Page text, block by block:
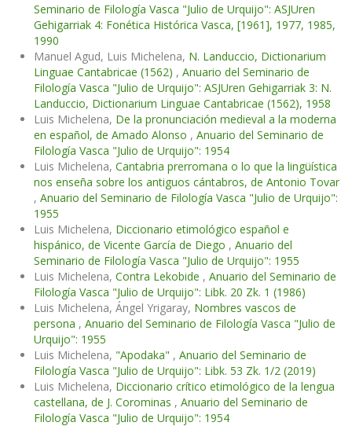
Seminario de Filología Vasca "Julio de Urquijo": ASJUren
Gehigarriak 4: Fonética Histórica Vasca, [1961], 1977, 1985,
1990
Manuel Agud, Luis Michelena, N. Landuccio, Dictionarium
Linguae Cantabricae (1562) , Anuario del Seminario de
Filología Vasca "Julio de Urquijo": ASJUren Gehigarriak 3: N.
Landuccio, Dictionarium Linguae Cantabricae (1562), 1958
Luis Michelena, De la pronunciación medieval a la moderna
en español, de Amado Alonso , Anuario del Seminario de
Filología Vasca "Julio de Urquijo": 1954
Luis Michelena, Cantabria prerromana o lo que la lingüística
nos enseña sobre los antiguos cántabros, de Antonio Tovar
, Anuario del Seminario de Filología Vasca "Julio de Urquijo":
1955
Luis Michelena, Diccionario etimológico español e
hispánico, de Vicente García de Diego , Anuario del
Seminario de Filología Vasca "Julio de Urquijo": 1955
Luis Michelena, Contra Lekobide , Anuario del Seminario de
Filología Vasca "Julio de Urquijo": Libk. 20 Zk. 1 (1986)
Luis Michelena, Ángel Yrigaray, Nombres vascos de
persona , Anuario del Seminario de Filología Vasca "Julio de
Urquijo": 1955
Luis Michelena, "Apodaka" , Anuario del Seminario de
Filología Vasca "Julio de Urquijo": Libk. 53 Zk. 1/2 (2019)
Luis Michelena, Diccionario crítico etimológico de la lengua
castellana, de J. Corominas , Anuario del Seminario de
Filología Vasca "Julio de Urquijo": 1954